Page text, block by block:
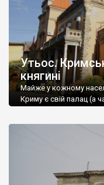
Утьос.
княгині
Майже у кожному
Криму є свій палац (а